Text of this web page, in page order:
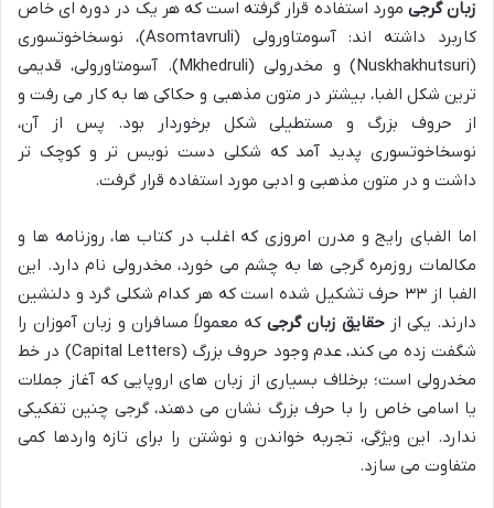
زبان گرجی مورد استفاده قرار گرفته است که هر یک در دوره ای خاص
کاربرد داشته اند: آسومتاورولی (Asomtavruli)، نوسخاخوتسوری
(Nuskhakhutsuri) و مخدرولی (Mkhedruli). آسومتاورولی، قدیمی
ترین شکل الفبا، بیشتر در متون مذهبی و حکاکی ها به کار می رفت و
از حروف بزرگ و مستطیلی شکل برخوردار بود. پس از آن،
نوسخاخوتسوری پدید آمد که شکلی دست نویس تر و کوچک تر
داشت و در متون مذهبی و ادبی مورد استفاده قرار گرفت.
اما الفبای رایج و مدرن امروزی که اغلب در کتاب ها، روزنامه ها و
مکالمات روزمره گرجی ها به چشم می خورد، مخدرولی نام دارد. این
الفبا از ۳۳ حرف تشکیل شده است که هر کدام شکلی گرد و دلنشین
دارند. یکی از حقایق زبان گرجی که معمولاً مسافران و زبان آموزان را
شگفت زده می کند، عدم وجود حروف بزرگ (Capital Letters) در خط
مخدرولی است؛ برخلاف بسیاری از زبان های اروپایی که آغاز جملات
یا اسامی خاص را با حرف بزرگ نشان می دهند، گرجی چنین تفکیکی
ندارد. این ویژگی، تجربه خواندن و نوشتن را برای تازه واردها کمی
متفاوت می سازد.